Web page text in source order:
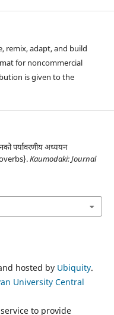
remix, adapt, and build
for noncommercial
is given to the
पर्यावरणीय अध्ययन
Kaumodaki: Journal
hosted by Ubiquity.
University Central
to provide